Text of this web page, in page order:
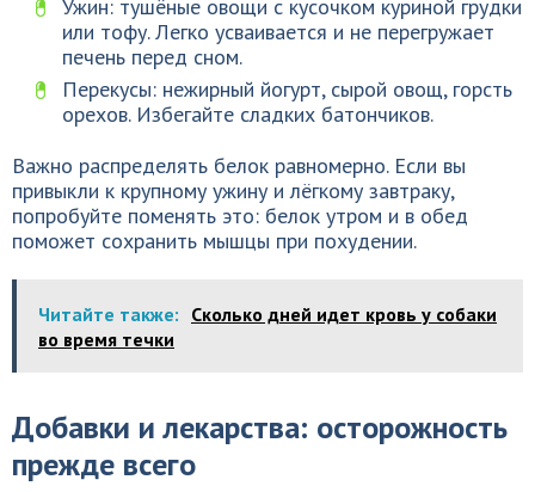
Ужин: тушёные овощи с кусочком куриной грудки
или тофу. Легко усваивается и не перегружает
печень перед сном.
Перекусы: нежирный йогурт, сырой овощ, горсть
орехов. Избегайте сладких батончиков.
Важно распределять белок равномерно. Если вы
привыкли к крупному ужину и лёгкому завтраку,
попробуйте поменять это: белок утром и в обед
поможет сохранить мышцы при похудении.
Читайте также: Сколько дней идет кровь у собаки
во время течки
Добавки и лекарства: осторожность
прежде всего